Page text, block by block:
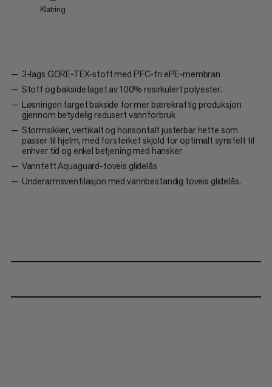
Klatring
3-lags GORE-TEX-stoff med PFC-fri ePE-membran
Stoff og bakside laget av 100% resirkulert polyester.
Løsningen farget bakside for mer bærekraftig produksjon
gjennom betydelig redusert vannforbruk
Stormsikker, vertikalt og horisontalt justerbar hette som
passer til hjelm, med forsterket skjold for optimalt synsfelt til
enhver tid og enkel betjening med hansker
Vanntett Aquaguard-toveis glidelås
Underarmsventilasjon med vannbestandig toveis glidelås.